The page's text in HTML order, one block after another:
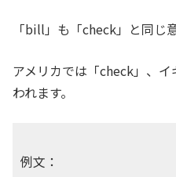
「bill」も「check」と同じ
アメリカでは「check」、
われます。
例文：